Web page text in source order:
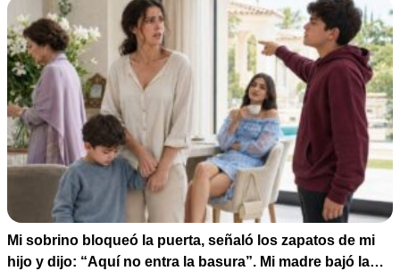
Mi sobrino bloqueó la puerta, señaló los zapatos de mi
hijo y dijo: “Aquí no entra la basura”. Mi madre bajó la